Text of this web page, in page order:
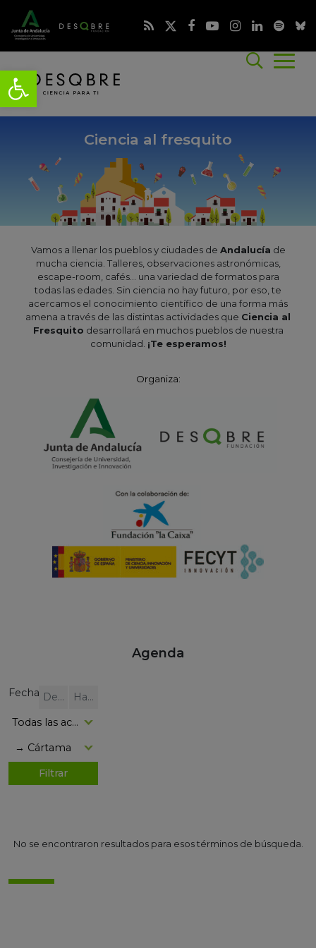
Ciencia al fresquito
Vamos a llenar los pueblos y ciudades de Andalucía de
mucha ciencia. Talleres, observaciones astronómicas,
escape-room, cafés... una variedad de formatos para
todas las edades. Sin ciencia no hay futuro, por eso, te
acercamos el conocimiento científico de una forma más
amena a través de las distintas actividades que Ciencia al
Fresquito desarrollará en muchos pueblos de nuestra
comunidad. ¡Te esperamos!
Organiza:
Agenda
Fecha
No se encontraron resultados para esos términos de búsqueda.